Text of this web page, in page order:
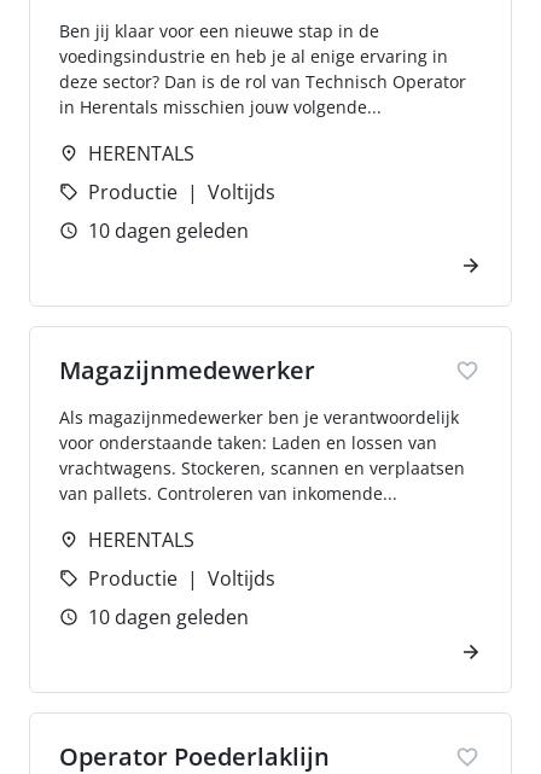
Ben jij klaar voor een nieuwe stap in de
voedingsindustrie en heb je al enige ervaring in
deze sector? Dan is de rol van Technisch Operator
in Herentals misschien jouw volgende...
HERENTALS
Productie
Voltijds
10 dagen geleden
Magazijnmedewerker
Als magazijnmedewerker ben je verantwoordelijk
voor onderstaande taken: Laden en lossen van
vrachtwagens. Stockeren, scannen en verplaatsen
van pallets. Controleren van inkomende...
HERENTALS
Productie
Voltijds
10 dagen geleden
Operator Poederlaklijn